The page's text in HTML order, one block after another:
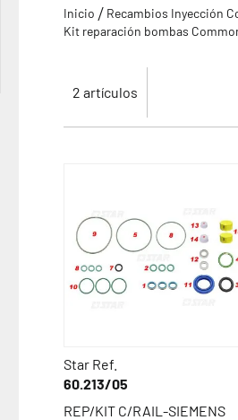
Inicio Recambios Inyección
Kit reparación bombas
2 artículos
Star Ref.
60.213/05
REP/KIT C/RAIL-SIEMENS